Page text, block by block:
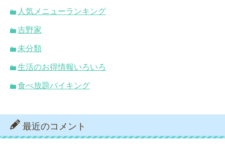
人気メニューランキング
吉野家
未分類
生活のお得情報いろいろ
食べ放題バイキング
最近のコメント